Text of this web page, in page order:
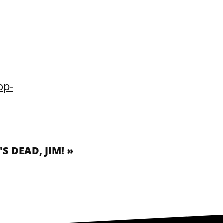
DEAD, JIM! »